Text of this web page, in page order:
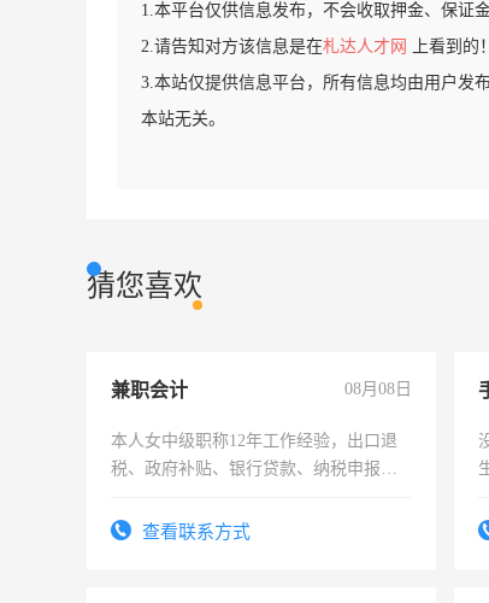
1.本平台仅供信息发布，不会收取押金、保证
2.请告知对方该信息是在札达人才网
上看到的！
3.本站仅提供信息平台，所有信息均由用户发
本站无关。
猜您喜欢
兼职会计 08月08日
本人女中级职称12年工作经验，出口退
税、政府补贴、银行贷款、纳税申报、
务，财务咨询等业务。欲求兼职会计工
查看联系方式